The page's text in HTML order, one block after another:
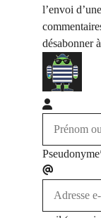
l’envoi
désabonner